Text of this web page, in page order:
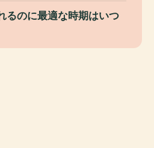
るのに最適な時期はいつ